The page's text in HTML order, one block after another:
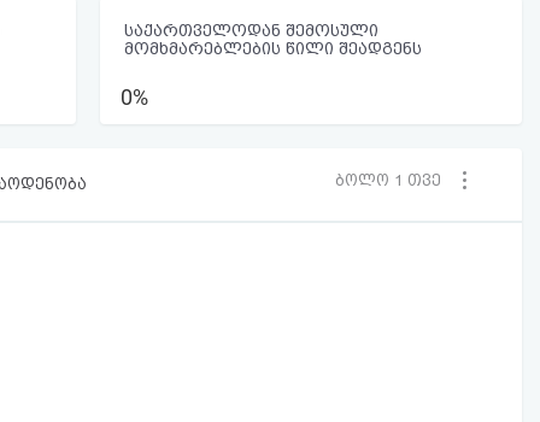
საქართველოდან შემოსული
მომხმარებლების წილი შეადგენს
0%
ბოლო 1 თვე